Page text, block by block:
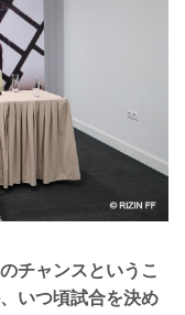
チャンスというこ
いつ頃試合を決め